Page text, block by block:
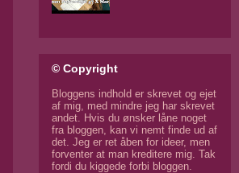
© Copyright
Bloggens indhold er skrevet og ejet
af mig, med mindre jeg har skrevet
andet. Hvis du ønsker låne noget
fra bloggen, kan vi nemt finde ud af
det. Jeg er ret åben for ideer, men
forventer at man kreditere mig. Tak
fordi du kiggede forbi bloggen.